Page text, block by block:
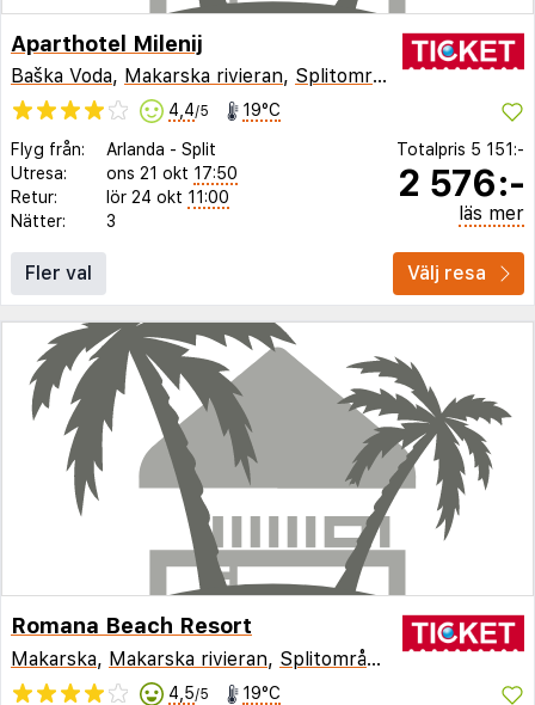
Aparthotel Milenij
Baška Voda, Makarska rivieran, Splitområdet ,Kroatien
4,4/5 19°C
Flyg från: Arlanda - Split
Utresa:
ons 21 okt 17:50
Retur:
lör 24 okt 11:00
Nätter:
3
Totalpris 5 151:-
2 576:-
läs mer
Fler val Välj resa
Romana Beach Resort
Makarska, Makarska rivieran, Splitområdet ,Kroatien
4,5/5 19°C